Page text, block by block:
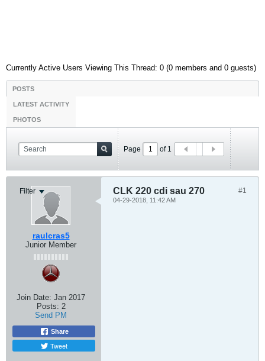
Currently Active Users Viewing This Thread: 0 (0 members and 0 guests)
POSTS
LATEST ACTIVITY
PHOTOS
Page of 1
Filter
raulcras5
Junior Member
Join Date: Jan 2017
Posts: 2
Send PM
Share
Tweet
#1
CLK 220 cdi sau 270
04-29-2018, 11:42 AM